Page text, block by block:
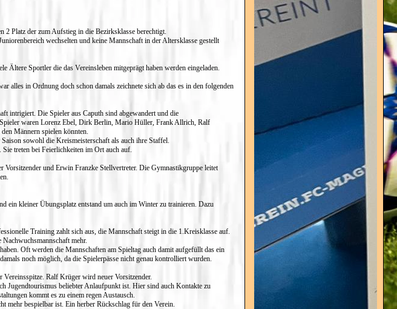
2 Platz der zum Aufstieg in die Bezirksklasse berechtigt.
wechselten und keine Mannschaft in der Altersklasse gestellt
Ältere Sportler die das Vereinsleben mitgeprägt haben werden eingeladen.
alles in Ordnung doch schon damals zeichnete sich ab das es in den folgenden
intrigiert. Die Spieler aus Caputh sind abgewandert und die
waren Lorenz Ebel, Dirk Berlin, Mario Hüller, Frank Allrich, Ralf
Männern spielen könnten.
sowohl die Kreismeisterschaft als auch ihre Staffel.
treten bei Feierlichkeiten im Ort auch auf.
Vorsitzender und Erwin Franzke Stellvertreter. Die Gymnastikgruppe leitet
ein kleiner Übungsplatz entstand um auch im Winter zu trainieren. Dazu
Training zahlt sich aus, die Mannschaft steigt in die 1.Kreisklasse auf.
mehr.
Oft werden die Mannschaften am Spieltag auch damit aufgefüllt das ein
noch möglich, da die Spielerpässe nicht genau kontrolliert wurden.
Vereinsspitze. Ralf Krüger wird neuer Vorsitzender.
Jugendtourismus beliebter Anlaufpunkt ist. Hier sind auch Kontakte zu
kommt es zu einem regen Austausch.
mehr bespielbar ist. Ein herber Rückschlag für den Verein.